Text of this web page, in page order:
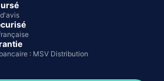
: MSV Distribution